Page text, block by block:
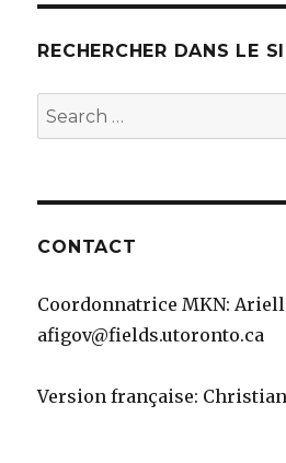
RECHERCHER DANS LE
Search
for:
CONTACT
Coordonnatrice MKN:
afigov@fields.utoronto.ca
Version française: